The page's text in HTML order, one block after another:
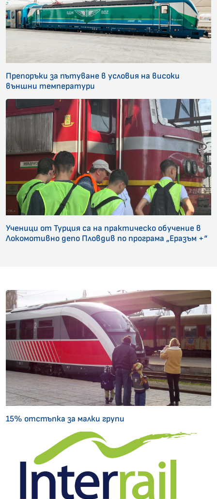
Препоръки за пътуване в условия на високи
външни температури
Ученици от Турция са на практическо обучение в
Локомотивно депо Пловдив по програма „Еразъм +“
15% отстъпка за малки групи